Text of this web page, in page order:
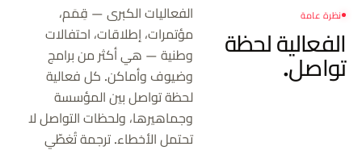
نظرة عامة
الفعاليةلحظة
تواصل.
الفعاليات الكبرى — قِمَم،
مؤتمرات، إطلاقات، احتفالات
وطنية — هي أكثر من برامج
وضيوف وأماكن. كل فعالية
لحظة تواصل بين المؤسسة
وجماهيرها، ولحظات التواصل لا
تحتمل الأخطاء. ترجمة تُغطّي